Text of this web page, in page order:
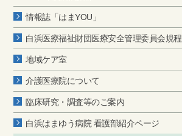
情報誌「はまYOU」
白浜医療福祉財団医療安全管理委員会規程
地域ケア室
介護医療院について
臨床研究・調査等のご案内
白浜はまゆう病院 看護部紹介ページ